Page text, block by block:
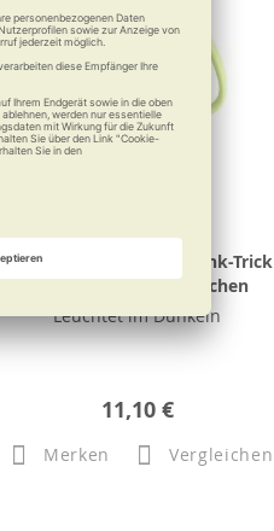
ORNAMIN Becher mit Trink-Trick
Modell 207 Glühwürmchen
Leuchtet im Dunkeln
11,10 €
Merken Vergleichen